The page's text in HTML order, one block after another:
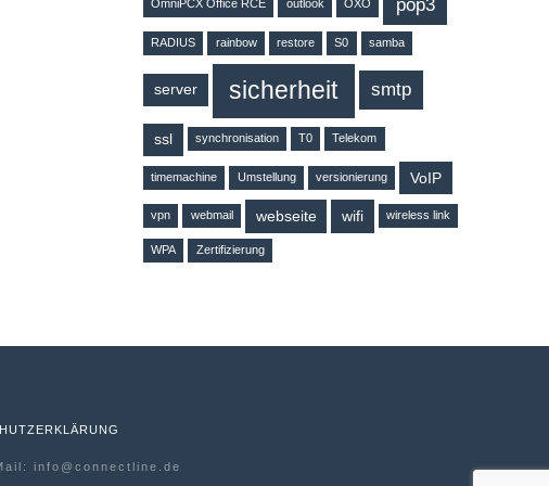
OmniPCX Office RCE outlook OXO pop3
RADIUS rainbow restore S0 samba
server sicherheit smtp
ssl synchronisation T0 Telekom
timemachine Umstellung versionierung VoIP
vpn webmail webseite wifi wireless link
WPA Zertifizierung
info@connectline.de